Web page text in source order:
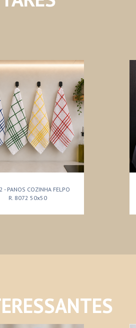
- PANOS COZINHA FELPO
R. 8072 50x50